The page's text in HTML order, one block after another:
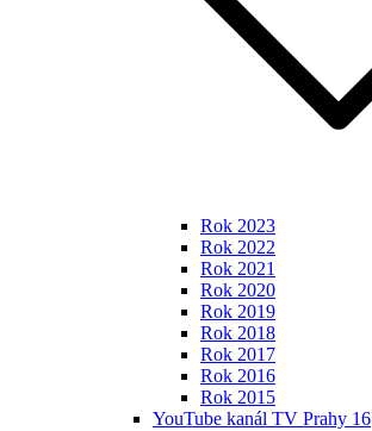
Rok 2023
Rok 2022
Rok 2021
Rok 2020
Rok 2019
Rok 2018
Rok 2017
Rok 2016
Rok 2015
YouTube kanál TV Prahy 16